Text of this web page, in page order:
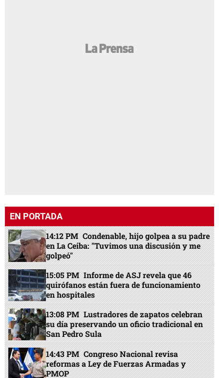
EN PORTADA
14:12 PM Condenable, hijo golpea a su padre
en La Ceiba: "Tuvimos una discusión y me
golpeó"
15:05 PM Informe de ASJ revela que 46
quirófanos están fuera de funcionamiento
en hospitales
13:08 PM Lustradores de zapatos celebran
su día preservando un oficio tradicional en
San Pedro Sula
14:43 PM Congreso Nacional revisa
reformas a Ley de Fuerzas Armadas y
PMOP